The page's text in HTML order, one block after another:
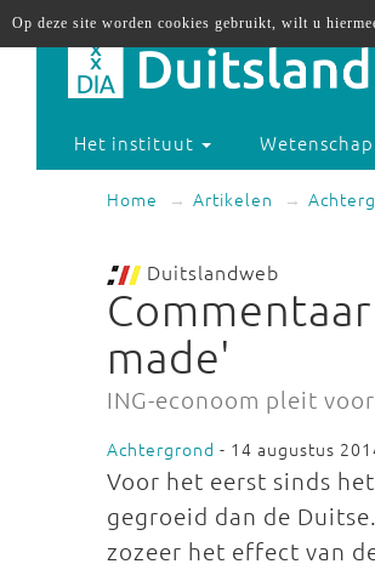
Het instituut Wetenschap
Home Artikelen
Duitslandweb
made'
ING-econoom pleit
Achtergrond - 14 augustus
Voor het eerst sinds
gegroeid dan de
zozeer het effect van
Op deze site worden cookies gebruikt, wilt u